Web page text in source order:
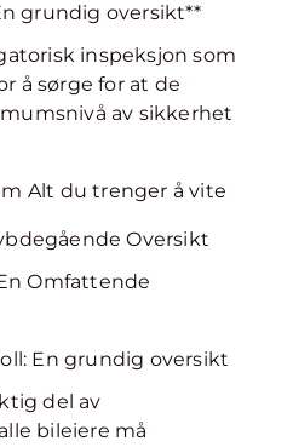
grundig oversikt**
inspeksjon som
å sørge for at de
av sikkerhet
Alt du trenger å vite
Oversikt
Omfattende
En grundig oversikt
del av
bileiere må